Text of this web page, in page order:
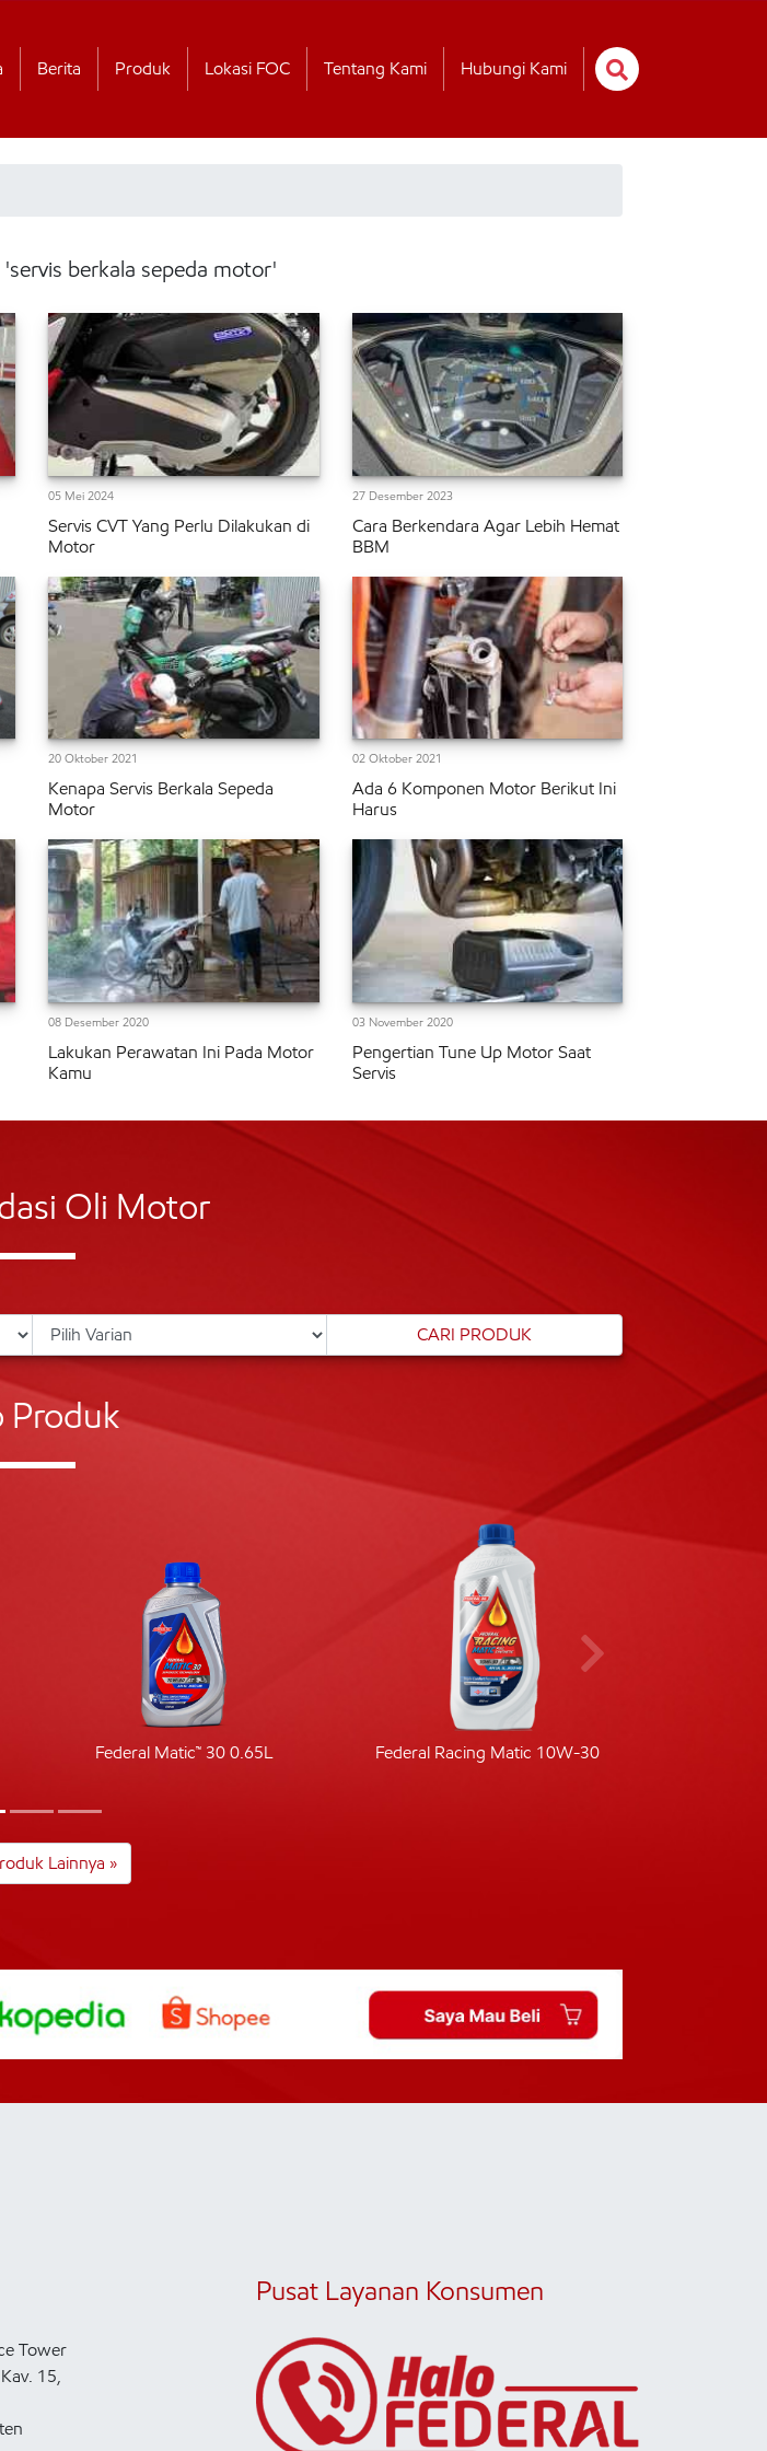
Berita Produk Lokasi FOC Tentang Kami Hubungi Kami
berkala sepeda motor'
05 Mei 2024
Servis CVT Yang Perlu Dilakukan di
Motor
27 Desember 2023
Cara Berkendara Agar Lebih Hemat
BBM
20 Oktober 2021
Kenapa Servis Berkala Sepeda
Motor
02 Oktober 2021
Ada 6 Komponen Motor Berikut Ini
Harus
08 Desember 2020
Lakukan Perawatan Ini Pada Motor
Kamu
03 November 2020
Pengertian Tune Up Motor Saat
Servis
Oli Motor
Produk
Federal Matic™ 30 0.65L Federal Racing Matic 10W-30
Lainnya »
Tower
15,
Pusat Layanan Konsumen